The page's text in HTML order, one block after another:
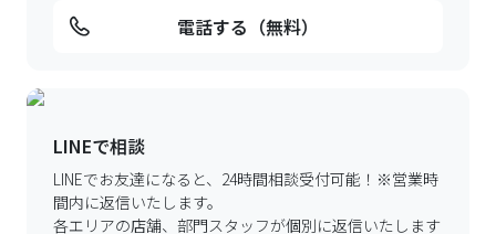
電話する（無料）
LINEで相談
LINEでお友達になると、24時間相談受付可能！ ※営業時
間内に返信いたします。
各エリアの店舗、部門スタッフが個別に返信いたします